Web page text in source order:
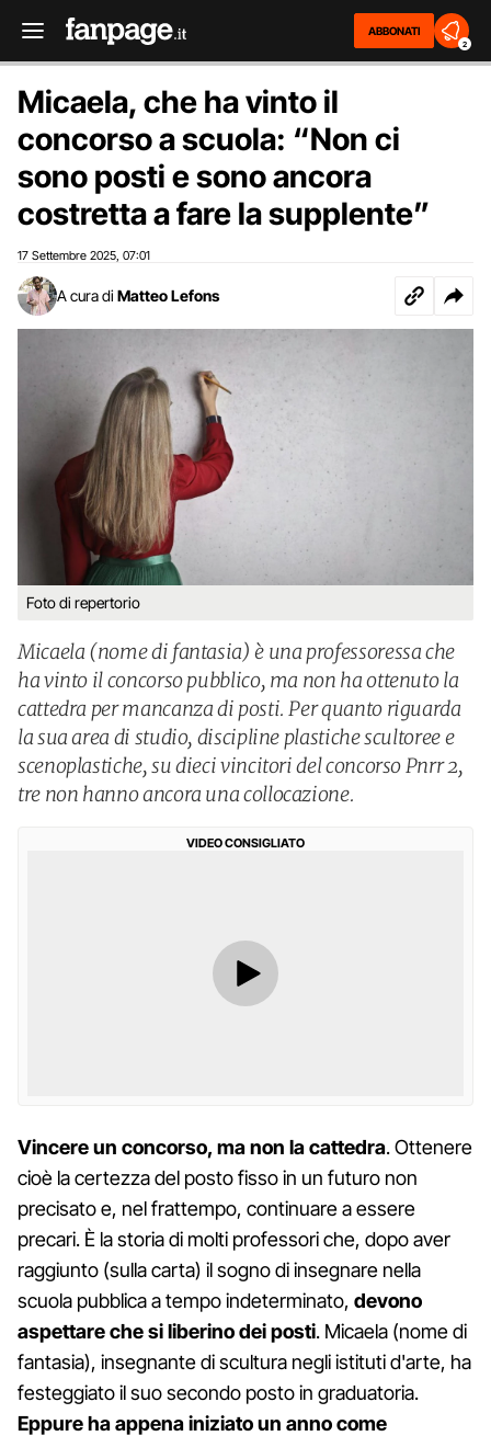
ABBONATI
2
Micaela, che ha vinto il
concorso a scuola: “Non ci
sono posti e sono ancora
costretta a fare la supplente”
17 Settembre 2025 07:01
A cura di Matteo Lefons
Foto di repertorio
Micaela (nome di fantasia) è una professoressa che
ha vinto il concorso pubblico, ma non ha ottenuto la
cattedra per mancanza di posti. Per quanto riguarda
la sua area di studio, discipline plastiche scultoree e
scenoplastiche, su dieci vincitori del concorso Pnrr 2,
tre non hanno ancora una collocazione.
VIDEO CONSIGLIATO
Vincere un concorso, ma non la cattedra. Ottenere
cioè la certezza del posto fisso in un futuro non
precisato e, nel frattempo, continuare a essere
precari. È la storia di molti professori che, dopo aver
raggiunto (sulla carta) il sogno di insegnare nella
scuola pubblica a tempo indeterminato, devono
aspettare che si liberino dei posti. Micaela (nome di
fantasia), insegnante di scultura negli istituti d'arte, ha
festeggiato il suo secondo posto in graduatoria.
Eppure ha appena iniziato un anno come